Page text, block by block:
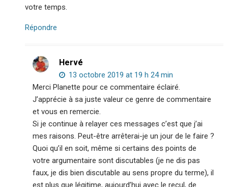
votre temps.
Répondre
Hervé
13 octobre 2019 at 19 h 24 min
Merci Planette pour ce commentaire éclairé.
J’apprécie à sa juste valeur ce genre de commentaire
et vous en remercie.
Si je continue à relayer ces messages c’est que j’ai
mes raisons. Peut-être arrêterai-je un jour de le faire ?
Quoi qu’il en soit, même si certains des points de
votre argumentaire sont discutables (je ne dis pas
faux, je dis bien discutable au sens propre du terme), il
est plus que légitime, aujourd’hui avec le recul, de